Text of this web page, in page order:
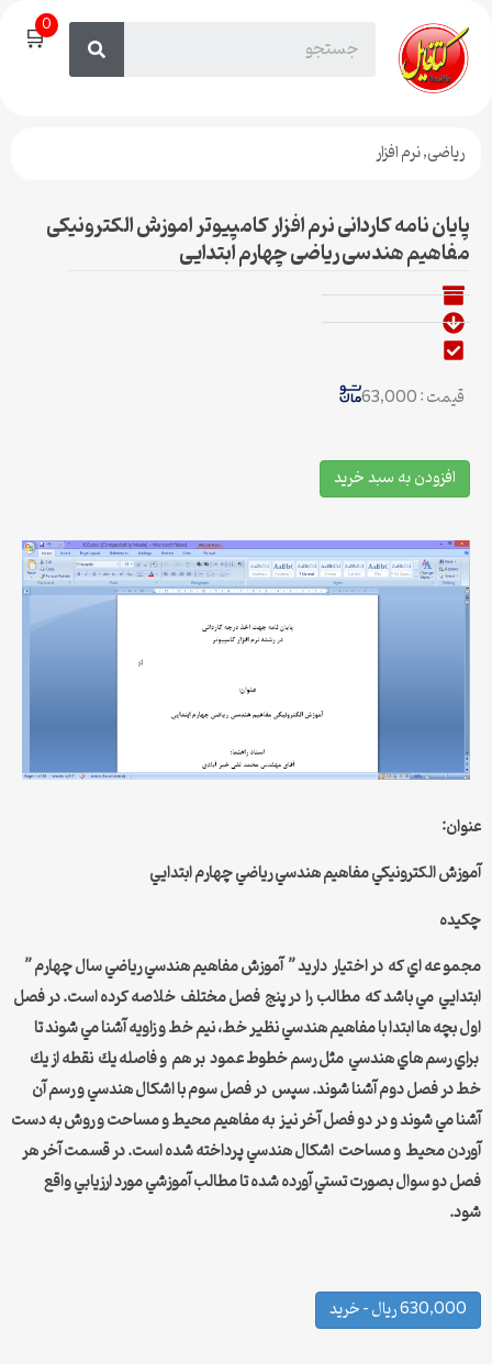
🛒0
ریاضی,نرم افزار
پایان نامه کاردانی نرم افزار کامپیوتر اموزش الکترونیکی
مفاهیم هندسی ریاضی چهارم ابتدایی
قیمت : 63,000
افزودن به سبد خرید
عنوان:
آموزش الكترونيكي مفاهيم هندسي رياضي چهارم ابتدايي
چكيده
مجمو عه اي كه در اختيار داريد ” آموزش مفاهيم هندسي رياضي سال چهارم ”
ابتدايي مي باشد كه مطالب را در پنج فصل مختلف خلاصه كرده است. در فصل
اول بچه ها ابتدا با مفاهيم هندسي نظير خط، نيم خط و زاويه آشنا مي شوند تا
براي رسم هاي هندسي مثل رسم خطوط عمود بر هم و فاصله يك نقطه از يك
خط در فصل دوم آشنا شوند. سپس در فصل سوم با اشكال هندسي و رسم آن
آشنا مي شوند و در دو فصل آخر نيز به مفاهيم محيط و مساحت و روش به دست
آوردن محيط و مساحت اشكال هندسي پرداخته شده است. در قسمت آخر هر
فصل دو سوال بصورت تستي آورده شده تا مطالب آموزشي مورد ارزيابي واقع
شود.
630,000 ریال – خرید